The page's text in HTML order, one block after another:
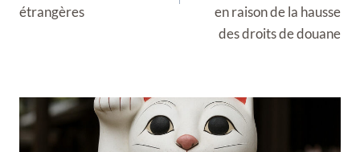
étrangères
en raison de la hausse
des droits de douane